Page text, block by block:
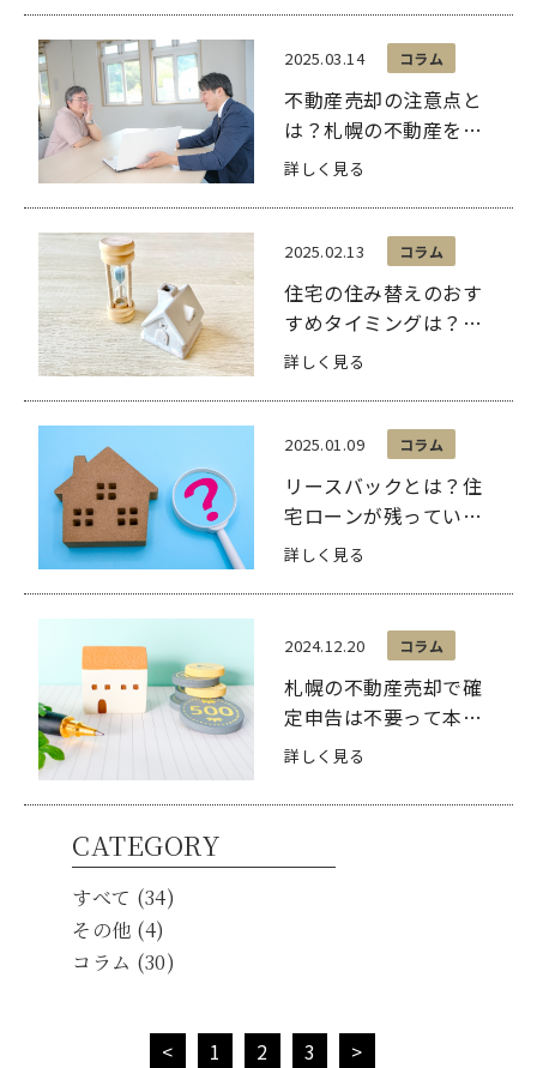
2025.03.14 コラム
不動産売却の注意点と
は？札幌の不動産を売
るときに気をつけるこ
詳しく見る
2025.02.13 コラム
住宅の住み替えのおす
すめタイミングは？当
社の住み替え手配サー
詳しく見る
2025.01.09 コラム
リースバックとは？住
宅ローンが残っていて
も利用できるか解説
詳しく見る
2024.12.20 コラム
札幌の不動産売却で確
定申告は不要って本
当？手続きについても
詳しく見る
CATEGORY
すべて (34)
その他 (4)
コラム (30)
< 1 2 3 >